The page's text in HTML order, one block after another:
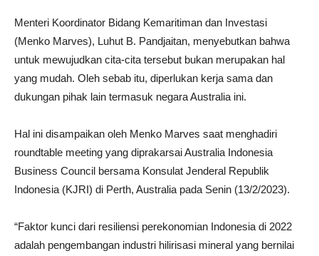
Menteri Koordinator Bidang Kemaritiman dan Investasi
(Menko Marves), Luhut B. Pandjaitan, menyebutkan bahwa
untuk mewujudkan cita-cita tersebut bukan merupakan hal
yang mudah. Oleh sebab itu, diperlukan kerja sama dan
dukungan pihak lain termasuk negara Australia ini.
Hal ini disampaikan oleh Menko Marves saat menghadiri
roundtable meeting yang diprakarsai Australia Indonesia
Business Council bersama Konsulat Jenderal Republik
Indonesia (KJRI) di Perth, Australia pada Senin (13/2/2023).
“Faktor kunci dari resiliensi perekonomian Indonesia di 2022
adalah pengembangan industri hilirisasi mineral yang bernilai